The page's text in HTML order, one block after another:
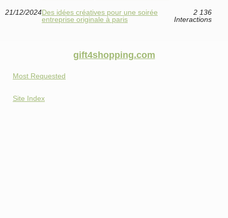
21/12/2024Des idées créatives pour une soirée
entreprise originale à paris
2 136
Interactions
gift4shopping.com
Most Requested
Site Index